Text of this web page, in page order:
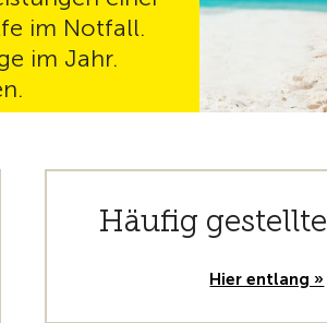
im Notfall.
im Jahr.
Häufig
Hier entlang »